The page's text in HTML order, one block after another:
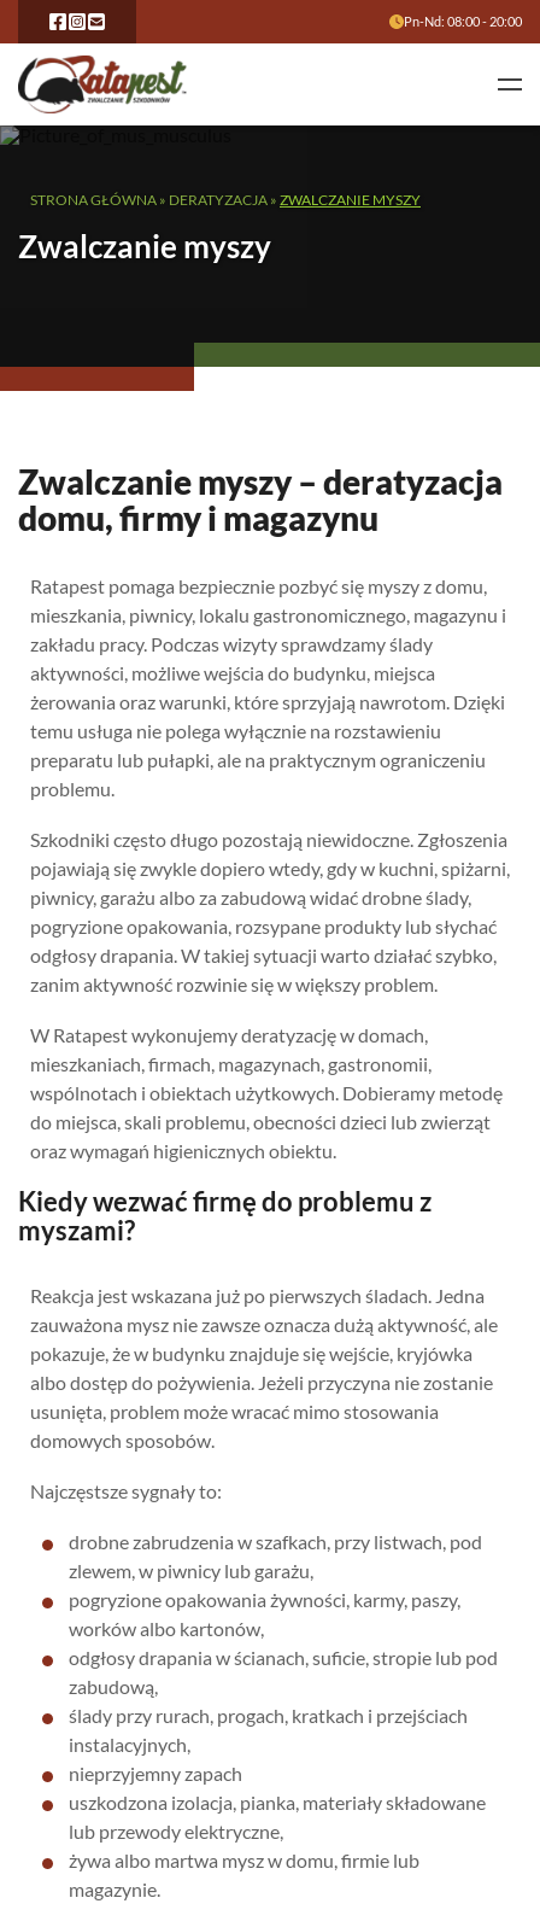
Pn-Nd: 08:00 - 20:00
STRONA GŁÓWNA » DERATYZACJA » ZWALCZANIE MYSZY
Zwalczanie myszy
Zwalczanie myszy – deratyzacja
domu, firmy i magazynu
Ratapest pomaga bezpiecznie pozbyć się myszy z domu,
mieszkania, piwnicy, lokalu gastronomicznego, magazynu i
zakładu pracy. Podczas wizyty sprawdzamy ślady
aktywności, możliwe wejścia do budynku, miejsca
żerowania oraz warunki, które sprzyjają nawrotom. Dzięki
temu usługa nie polega wyłącznie na rozstawieniu
preparatu lub pułapki, ale na praktycznym ograniczeniu
problemu.
Szkodniki często długo pozostają niewidoczne. Zgłoszenia
pojawiają się zwykle dopiero wtedy, gdy w kuchni, spiżarni,
piwnicy, garażu albo za zabudową widać drobne ślady,
pogryzione opakowania, rozsypane produkty lub słychać
odgłosy drapania. W takiej sytuacji warto działać szybko,
zanim aktywność rozwinie się w większy problem.
W Ratapest wykonujemy deratyzację w domach,
mieszkaniach, firmach, magazynach, gastronomii,
wspólnotach i obiektach użytkowych. Dobieramy metodę
do miejsca, skali problemu, obecności dzieci lub zwierząt
oraz wymagań higienicznych obiektu.
Kiedy wezwać firmę do problemu z
myszami?
Reakcja jest wskazana już po pierwszych śladach. Jedna
zauważona mysz nie zawsze oznacza dużą aktywność, ale
pokazuje, że w budynku znajduje się wejście, kryjówka
albo dostęp do pożywienia. Jeżeli przyczyna nie zostanie
usunięta, problem może wracać mimo stosowania
domowych sposobów.
Najczęstsze sygnały to:
drobne zabrudzenia w szafkach, przy listwach, pod
zlewem, w piwnicy lub garażu,
pogryzione opakowania żywności, karmy, paszy,
worków albo kartonów,
odgłosy drapania w ścianach, suficie, stropie lub pod
zabudową,
ślady przy rurach, progach, kratkach i przejściach
instalacyjnych,
nieprzyjemny zapach
uszkodzona izolacja, pianka, materiały składowane
lub przewody elektryczne,
żywa albo martwa mysz w domu, firmie lub
magazynie.